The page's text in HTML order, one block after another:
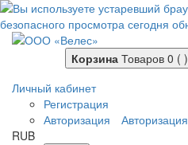
Корзина Товаров 0 ( )
Личный кабинет
Регистрация
Авторизация
Авторизация
RUB